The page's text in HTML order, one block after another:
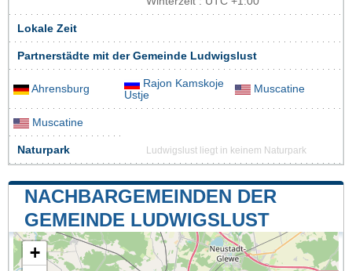
Lokale Zeit
Partnerstädte mit der Gemeinde Ludwigslust
Ahrensburg
Rajon Kamskoje
Ustje
Muscatine
Muscatine
Naturpark Ludwigslust liegt in keinem Naturpark
NACHBARGEMEINDEN DER
GEMEINDE LUDWIGSLUST
+